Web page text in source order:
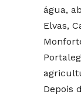
água,
Elvas,
Depois